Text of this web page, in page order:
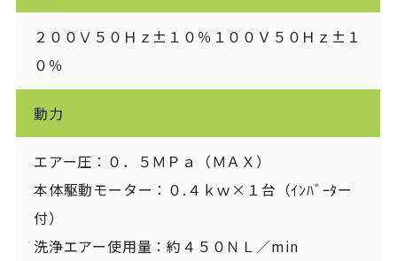
２００Ⅴ５０Ｈｚ±１０％１００Ｖ５０Ｈｚ±１
０％
動力
エアー圧：０．５ＭＰａ（ＭＡＸ）
本体駆動モーター：０.４ｋｗ×１台（ｲﾝﾊﾞｰﾀー
付）
洗浄エアー使用量：約４５０ＮＬ／min